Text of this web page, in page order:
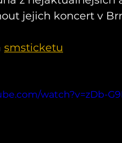
jejich koncert v
smsticketu
watch?v=zDb-